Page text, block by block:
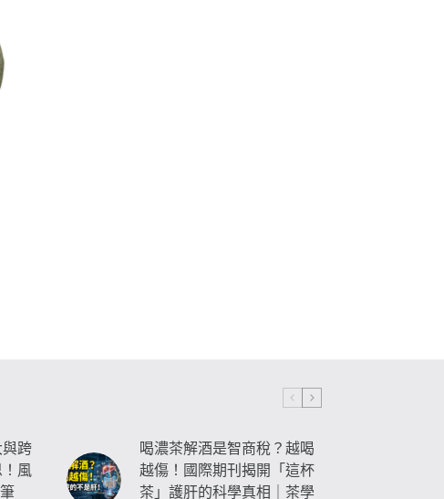
跨
！風
喝濃茶解酒是智商稅？越喝
越傷！國際期刊揭開「這杯
茶」護肝的科學真相｜茶學